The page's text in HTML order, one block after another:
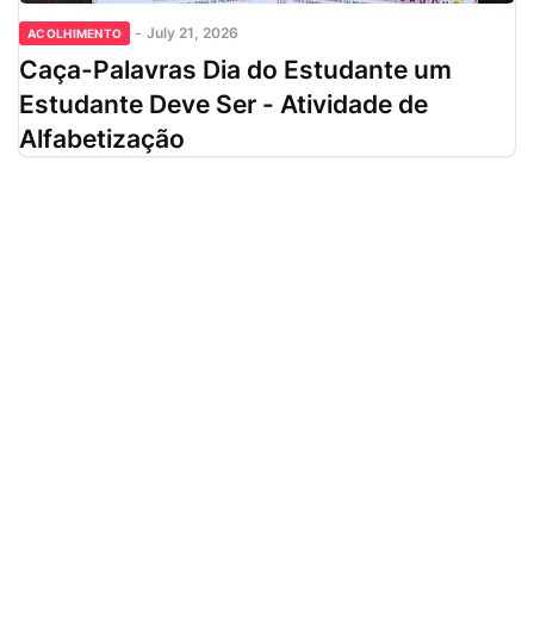
ACOLHIMENTO - July 21, 2026
Caça-Palavras Dia do Estudante um
Estudante Deve Ser - Atividade de
Alfabetização